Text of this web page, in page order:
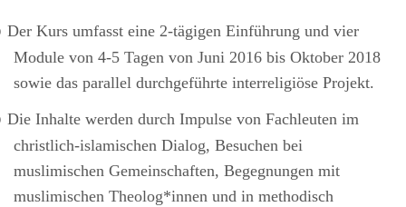
Der Kurs umfasst eine 2-tägigen Einführung und vier
Module von 4-5 Tagen von Juni 2016 bis Oktober 2018
sowie das parallel durchgeführte interreligiöse Projekt.
Die Inhalte werden durch Impulse von Fachleuten im
christlich-islamischen Dialog, Besuchen bei
muslimischen Gemeinschaften, Begegnungen mit
muslimischen Theolog*innen und in methodisch